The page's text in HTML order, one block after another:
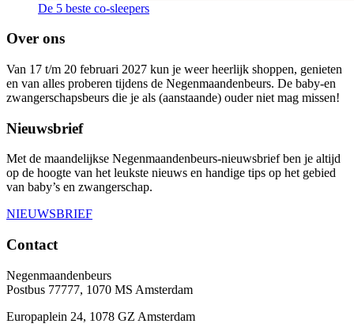
De 5 beste co-sleepers
Over ons
Van 17 t/m 20 februari 2027 kun je weer heerlijk shoppen, genieten
en van alles proberen tijdens de Negenmaandenbeurs. De baby-en
zwangerschapsbeurs die je als (aanstaande) ouder niet mag missen!
Nieuwsbrief
Met de maandelijkse Negenmaandenbeurs-nieuwsbrief ben je altijd
op de hoogte van het leukste nieuws en handige tips op het gebied
van baby’s en zwangerschap.
NIEUWSBRIEF
Contact
Negenmaandenbeurs
Postbus 77777, 1070 MS Amsterdam
Europaplein 24, 1078 GZ Amsterdam